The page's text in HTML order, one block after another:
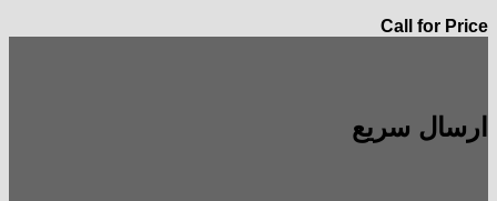
Call for Price
ارسال سریع